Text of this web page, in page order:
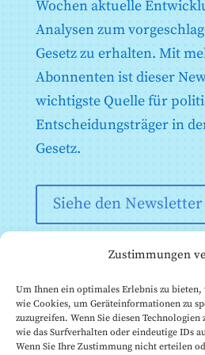
Zustimmungen
Um Ihnen ein optimales Erlebnis zu
wie Cookies, um Geräteinformationen zu
zuzugreifen. Wenn Sie diesen
wie das Surfverhalten oder eindeutige IDs
Wenn Sie Ihre Zustimmung nicht erteilen
von in Anhang III aufgeführten
Systemen in Bezug auf die
Großsysteme im Bereich
Recht
Anhang XI: Technische
53 Absatz 1 Buchstabe a) -
Dokumentation für Anbieter
allgemeine Zwecke
für Anbieter von AI-Modellen
an nachgeschaltete Anbieter,
System integrieren
Anhang XIII: Kriterien für die
Risiko gemäß Artikel 51
Wochen aktuelle
Analysen zum
Gesetz zu erhalten. Mit
Abonnenten ist dieser
wichtigste Quelle für
Entscheidungsträger in
Gesetz.
Siehe den Newsletter